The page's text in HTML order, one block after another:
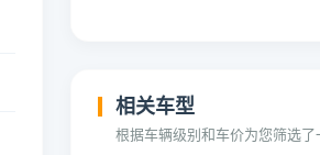
相关车型
根据车辆级别和车价为您筛选